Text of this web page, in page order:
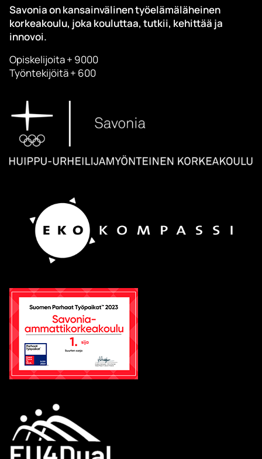
Savonia on kansainvälinen työelämäläheinen
korkeakoulu, joka kouluttaa, tutkii, kehittää ja
innovoi.
Opiskelijoita + 9000
Työntekijöitä + 600